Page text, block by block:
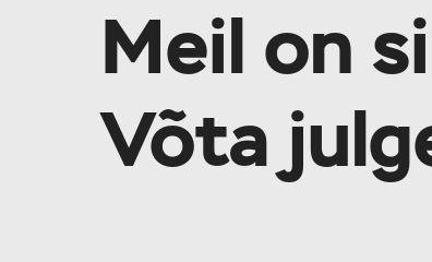
Meil on
Võta